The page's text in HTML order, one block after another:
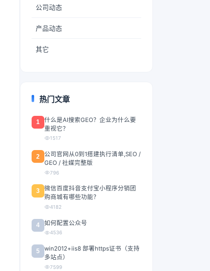
公司动态
产品动态
其它
热门文章
1
什么是AI搜索GEO？企业为什么要
重视它？
1517
2
公司官网从0到1搭建执行清单,SEO /
GEO / 社媒完整版
796
3
微信百度抖音支付宝小程序分销团
购商城有哪些功能？
4182
4 如何配置公众号
4536
5
win2012+iis8 部署https证书（支持
多站点）
7599